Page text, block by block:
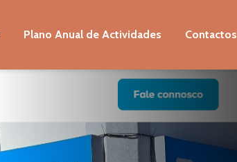
Plano Anual de Actividades Contactos